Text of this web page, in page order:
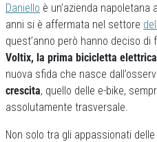
Daniello è un’azienda
anni si è affermata nel settore
quest’anno però hanno deciso
Voltix, la prima bicicletta
nuova sfida che nasce
crescita, quello delle e-bike,
assolutamente trasversale.
Non solo tra gli appassionati